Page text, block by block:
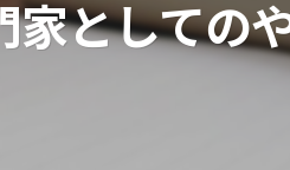
としての